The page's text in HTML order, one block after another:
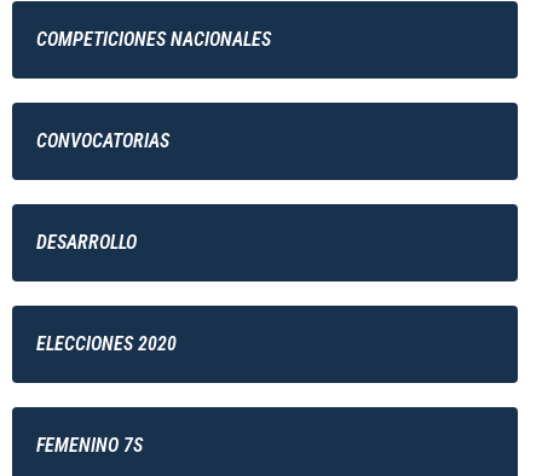
COMPETICIONES NACIONALES
CONVOCATORIAS
DESARROLLO
ELECCIONES 2020
FEMENINO 7S